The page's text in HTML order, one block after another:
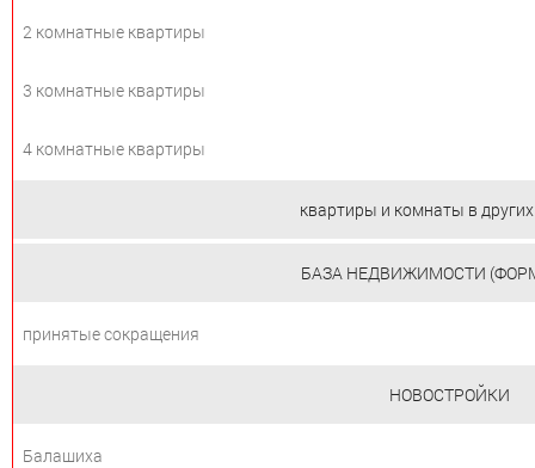
2 комнатные квартиры
3 комнатные квартиры
4 комнатные квартиры
квартиры и комнаты в
БАЗА НЕДВИЖИМОСТИ
принятые сокращения
НОВОСТРОЙКИ
Балашиха